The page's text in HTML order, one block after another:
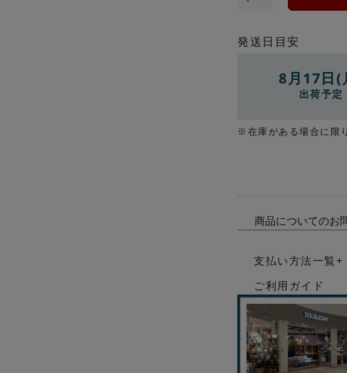
発送日目安
8月17日(
出荷予定
※在庫がある場合に限
商品についてのお
支払い方法一覧+
ご利用ガイド